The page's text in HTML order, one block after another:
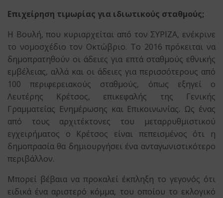
Επιχείρηση τιμωρίας για ιδιωτικούς σταθμούς;
Η Βουλή, που κυριαρχείται από τον ΣΥΡΙΖΑ, ενέκρινε
το νομοσχέδιο τον Οκτώβριο. Το 2016 πρόκειται να
δημοπρατηθούν οι άδειες για επτά σταθμούς εθνικής
εμβέλειας, αλλά και οι άδειες για περισσότερους από
100 περιφερειακούς σταθμούς, όπως εξηγεί ο
Λευτέρης Κρέτσος, επικεφαλής της Γενικής
Γραμματείας Ενημέρωσης και Επικοινωνίας. Ως ένας
από τους αρχιτέκτονες του μεταρρυθμιστικού
εγχειρήματος ο Κρέτσος είναι πεπεισμένος ότι η
δημοπρασία θα δημιουργήσει ένα ανταγωνιστικότερο
περιβάλλον.
Μπορεί βέβαια να προκαλεί έκπληξη το γεγονός ότι
ειδικά ένα αριστερό κόμμα, του οποίου το εκλογικό